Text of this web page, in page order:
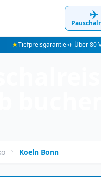
✈️
★Tiefpreisgarantie·✈️ Über 80
Koeln Bonn